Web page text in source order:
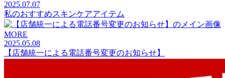
2025.07.07
私のおすすめスキンケアアイテム
MORE
2025.05.08
【店舗統一による電話番号変更のお知らせ】